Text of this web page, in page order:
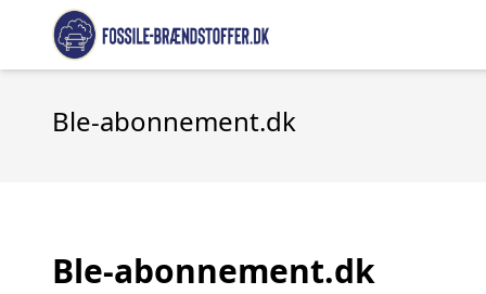
Ble-abonnement.dk
Ble-abonnement.dk